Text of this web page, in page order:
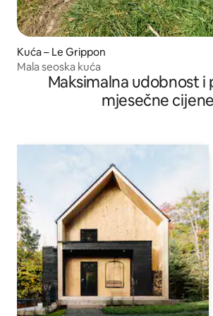
Kuća – Le Grippon
Mala seoska kuća
Maksimalna udobnost i
mjesečne cijene